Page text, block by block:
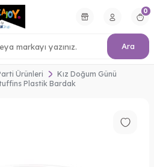
Ara
0
Ürünleri
Kız Doğum Günü
Plastik Bardak